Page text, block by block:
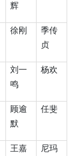
辉
徐刚
季传
贞
刘一
鸣
杨欢
顾逾
默
任斐
王嘉
尼玛